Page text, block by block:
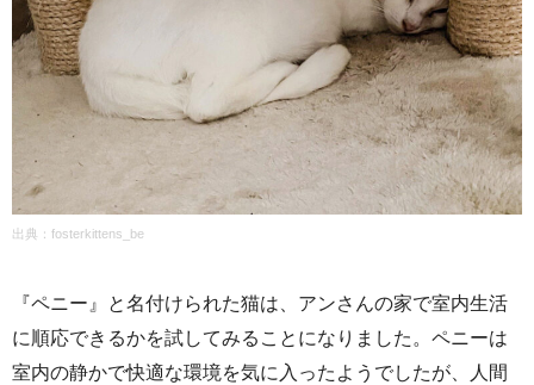
出典： fosterkittens_be
『ペニー』と名付けられた猫は、アンさんの家で室内生活
に順応できるかを試してみることになりました。ペニーは
室内の静かで快適な環境を気に入ったようでしたが、人間